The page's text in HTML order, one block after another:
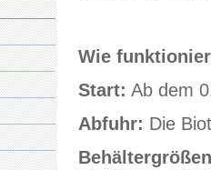
Wie
Start: Ab dem
Abfuhr: Die